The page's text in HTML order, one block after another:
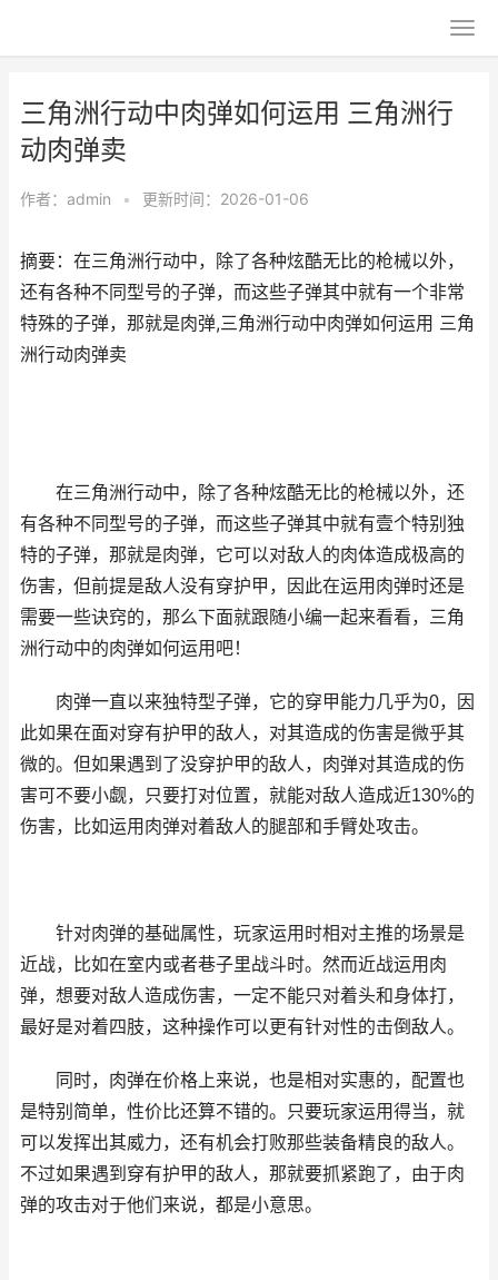
三角洲行动中肉弹如何运用 三角洲行
动肉弹卖
作者： admin • 更新时间：2026-01-06
摘要：在三角洲行动中，除了各种炫酷无比的枪械以外，
还有各种不同型号的子弹，而这些子弹其中就有一个非常
特殊的子弹，那就是肉弹,三角洲行动中肉弹如何运用 三角
洲行动肉弹卖
在三角洲行动中，除了各种炫酷无比的枪械以外，还
有各种不同型号的子弹，而这些子弹其中就有壹个特别独
特的子弹，那就是肉弹，它可以对敌人的肉体造成极高的
伤害，但前提是敌人没有穿护甲，因此在运用肉弹时还是
需要一些诀窍的，那么下面就跟随小编一起来看看，三角
洲行动中的肉弹如何运用吧！
肉弹一直以来独特型子弹，它的穿甲能力几乎为0，因
此如果在面对穿有护甲的敌人，对其造成的伤害是微乎其
微的。但如果遇到了没穿护甲的敌人，肉弹对其造成的伤
害可不要小觑，只要打对位置，就能对敌人造成近130%的
伤害，比如运用肉弹对着敌人的腿部和手臂处攻击。
针对肉弹的基础属性，玩家运用时相对主推的场景是
近战，比如在室内或者巷子里战斗时。然而近战运用肉
弹，想要对敌人造成伤害，一定不能只对着头和身体打，
最好是对着四肢，这种操作可以更有针对性的击倒敌人。
同时，肉弹在价格上来说，也是相对实惠的，配置也
是特别简单，性价比还算不错的。只要玩家运用得当，就
可以发挥出其威力，还有机会打败那些装备精良的敌人。
不过如果遇到穿有护甲的敌人，那就要抓紧跑了，由于肉
弹的攻击对于他们来说，都是小意思。